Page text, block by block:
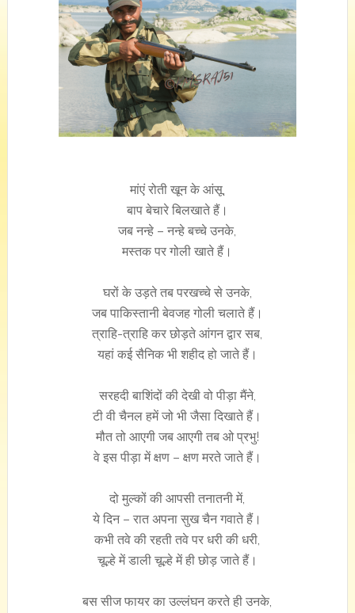
मांएं रोती खून के आंसू,
बाप बेचारे बिलखाते हैं।
जब नन्हे – नन्हे बच्चे उनके,
मस्तक पर गोली खाते हैं।
घरों के उड़ते तब परखच्चे से उनके,
जब पाकिस्तानी बेवजह गोली चलाते हैं।
त्राहि-त्राहि कर छोड़ते आंगन द्वार सब,
यहां कई सैनिक भी शहीद हो जाते हैं।
सरहदी बाशिंदों की देखी वो पीड़ा मैंने,
टी वी चैनल हमें जो भी जैसा दिखाते हैं।
मौत तो आएगी जब आएगी तब ओ प्रभु!
वे इस पीड़ा में क्षण – क्षण मरते जाते हैं।
दो मुल्कों की आपसी तनातनी में,
ये दिन – रात अपना सुख चैन गवाते हैं।
कभी तवे की रहती तवे पर धरी की धरी,
चूल्हे में डाली चूल्हे में ही छोड़ जाते हैं।
बस सीज फायर का उल्लंघन करते ही उनके,